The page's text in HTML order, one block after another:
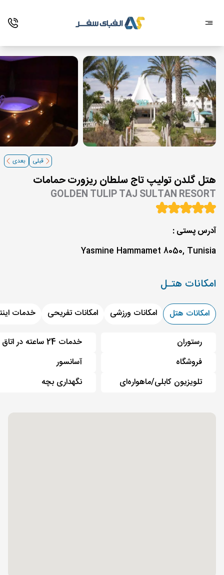
قبلی بعدی
هتل گلدن تولیپ تاج سلطان ریزورت حمامات
GOLDEN TULIP TAJ SULTAN RESORT
آدرس پستی :
Yasmine Hammamet 8050, Tunisia
امکانات هتـل
امکانات هتل امکانات ورزشی امکانات تفریحی خدمات
رستوران
فروشگاه
تلویزیون کابلی/ماهواره‌ای
خدمات 24 ساعته در اتاق
آسانسور
نگهداری بچه